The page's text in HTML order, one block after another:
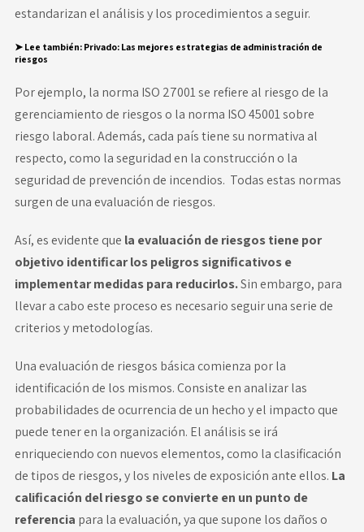
estandarizan el análisis y los procedimientos a seguir.
➤ Lee también:Privado: Las mejores estrategias de administración de
riesgos
Por ejemplo, la norma ISO 27001 se refiere al riesgo de la
gerenciamiento de riesgos o la norma ISO 45001 sobre
riesgo laboral. Además, cada país tiene su normativa al
respecto, como la seguridad en la construcción o la
seguridad de prevención de incendios. Todas estas normas
surgen de una evaluación de riesgos.
Así, es evidente que la evaluación de riesgos tiene por
objetivo identificar los peligros significativos e
implementar medidas para reducirlos.Sin embargo, para
llevar a cabo este proceso es necesario seguir una serie de
criterios y metodologías.
Una evaluación de riesgos básica comienza por la
identificación de los mismos. Consiste en analizar las
probabilidades de ocurrencia de un hecho y el impacto que
puede tener en la organización. El análisis se irá
enriqueciendo con nuevos elementos, como la clasificación
de tipos de riesgos, y los niveles de exposición ante ellos. La
calificación del riesgo se convierte en un punto de
referencia para la evaluación, ya que supone los daños o